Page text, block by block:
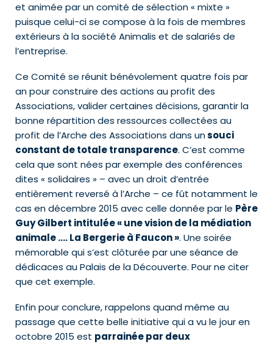
et animée par un comité de sélection « mixte »
puisque celui-ci se compose à la fois de membres
extérieurs à la société Animalis et de salariés de
l’entreprise.
Ce Comité se réunit bénévolement quatre fois par
an pour construire des actions au profit des
Associations, valider certaines décisions, garantir la
bonne répartition des ressources collectées au
profit de l’Arche des Associations dans unsouci
constant de totale transparence. C’est comme
cela que sont nées par exemple des conférences
dites « solidaires » – avec un droit d’entrée
entièrement reversé à l’Arche – ce fût notamment le
cas en décembre 2015 avec celle donnée par le Père
Guy Gilbert intitulée « une vision de la médiation
animale …. La Bergerie à Faucon ». Une soirée
mémorable qui s’est clôturée par une séance de
dédicaces au Palais de la Découverte. Pour ne citer
que cet exemple.
Enfin pour conclure, rappelons quand même au
passage que cette belle initiative qui a vu le jour en
octobre 2015 est parrainée par deux